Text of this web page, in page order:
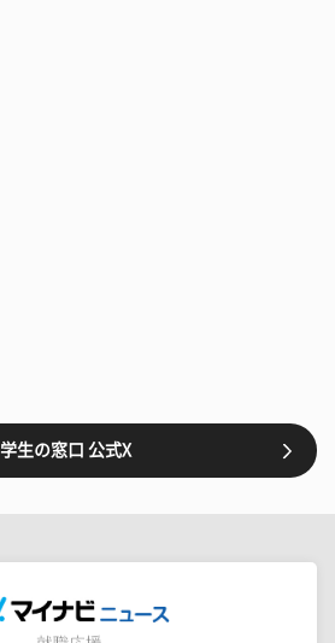
学生の窓口 公式X